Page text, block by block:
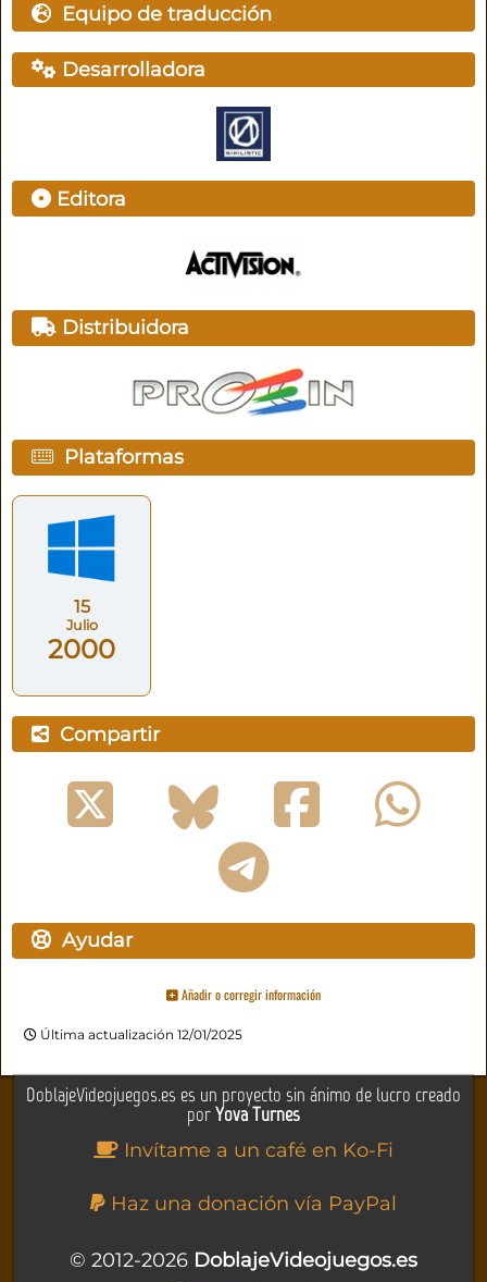
Equipo de traducción
Desarrolladora
Editora
Distribuidora
Plataformas
15
Julio
2000
Compartir
Ayudar
Añadir o corregir información
Última actualización 12/01/2025
DoblajeVideojuegos.es es un proyecto sin ánimo de lucro creado
porYova Turnes
Invítame a un café en Ko-Fi
Haz una donación vía PayPal
© 2012-2026 DoblajeVideojuegos.es